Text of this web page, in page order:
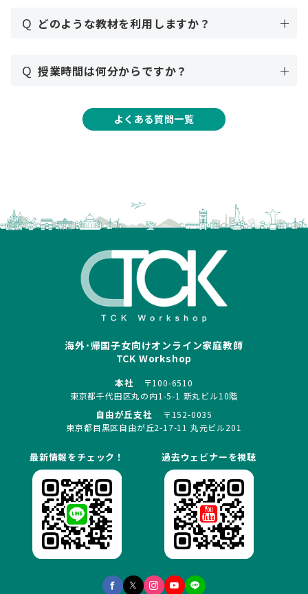
Q どのような教材を利用しますか？
Q 授業時間は何分からですか？
よくある質問一覧
海外･帰国子女向けオンライン家庭教師
TCK Workshop
本社
〒100-6510
東京都千代田区丸の内1-5-1 新丸ビル10階
自由が丘支社
〒152-0035
東京都目黒区自由が丘2-17-11 丸元ビル201
最新情報をチェック！ 過去ウェビナーを視聴